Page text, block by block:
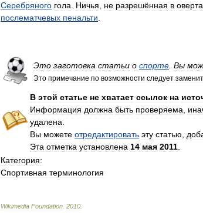
Серебряного гола Ничья не разрешённая в
послематчевых пенальти
Это заготовка статьи о спорте Вы
Это примечание по возможности следует
В этой статье не хватает ссылок на
Информация должна быть проверяема
удалена
Вы можете отредактировать эту статью
Эта отметка установлена 14 мая 2011
Категория:
Спортивная терминология
Wikimedia Foundation 2010